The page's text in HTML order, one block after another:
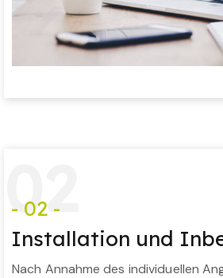
02
- 02 -
Installation und
Nach Annahme des individuellen